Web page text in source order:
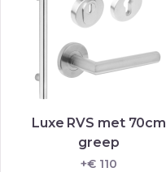
Luxe RVS met 70cm
greep
+€ 110